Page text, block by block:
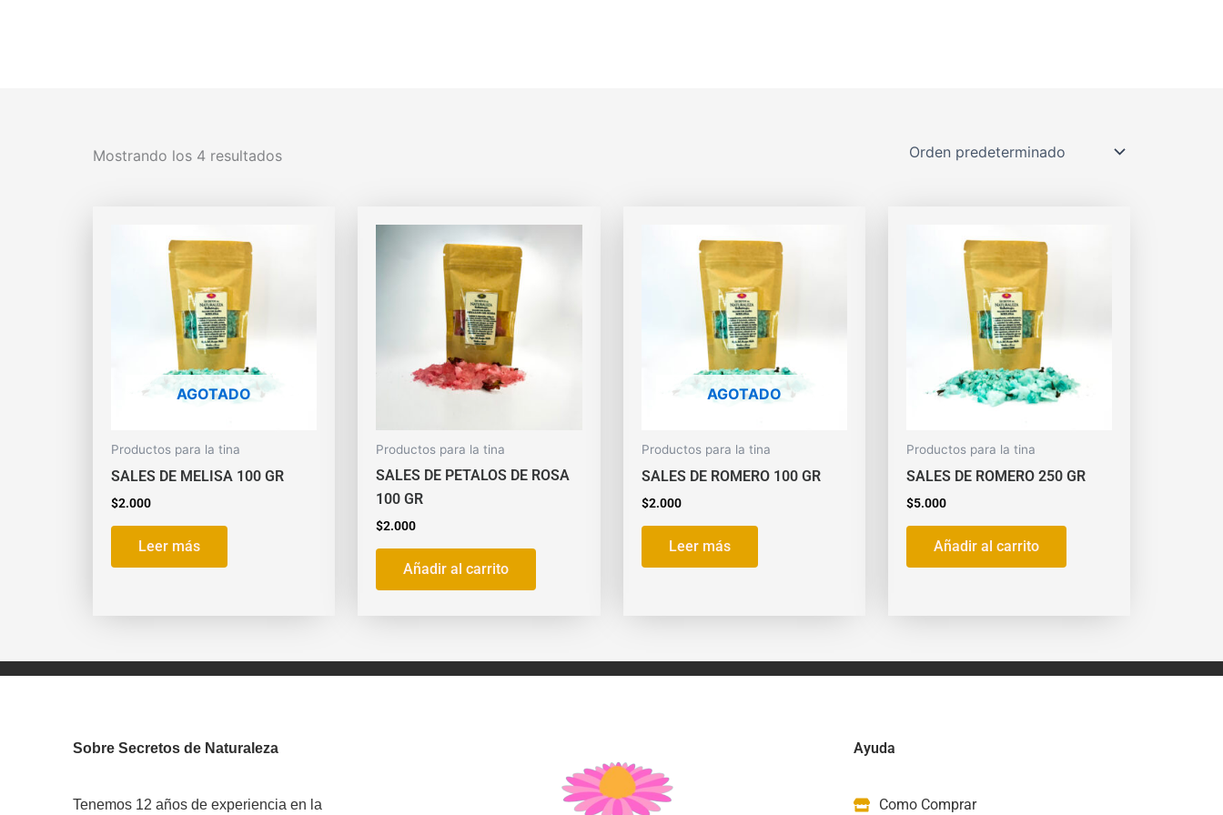
Mostrando los 4 resultados
AGOTADO
Productos para la tina
SALES DE MELISA 100 GR
$2.000
Leer más
Productos para la tina
SALES DE PETALOS DE ROSA
100 GR
$2.000
Añadir al carrito
AGOTADO
Productos para la tina
SALES DE ROMERO 100 GR
$2.000
Leer más
Productos para la tina
SALES DE ROMERO 250 GR
$5.000
Añadir al carrito
Sobre Secretos de Naturaleza
Tenemos 12 años de experiencia en la
Ayuda
Como Comprar